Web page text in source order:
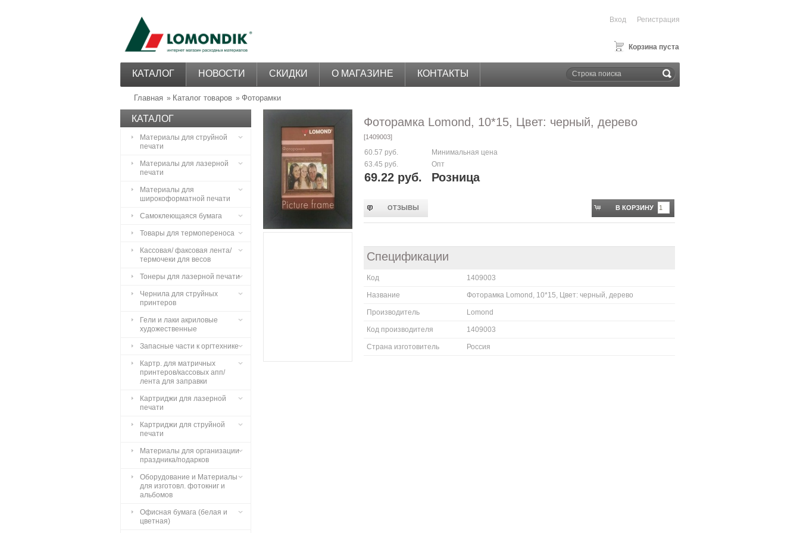
КАТАЛОГ НОВОСТИ СКИДКИ О МАГАЗИНЕ КОНТАКТЫ
Корзина пуста
Регистрация
Вход
Главная » Каталог товаров » Фоторамки
Фоторамка Lomond, 10*15, Цвет: черный, дерево
[1409003]
60.57 руб.
Минимальная цена
63.45 руб.
Опт
69.22 руб. Розница
ОТЗЫВЫ В КОРЗИНУ
Спецификации
Код 1409003
Название Фоторамка Lomond, 10*15, Цвет: черный, дерево
Производитель Lomond
Код производителя 1409003
Страна изготовитель Россия
КАТАЛОГ
Материалы для струйной
печати
Материалы для лазерной
печати
Материалы для
широкоформатной печати
Самоклеющаяся бумага
Товары для термопереноса
Кассовая/ факсовая лента/
термочеки для весов
Тонеры для лазерной печати
Чернила для струйных
принтеров
Гели и лаки акриловые
художественные
Запасные части к оргтехнике
Картр. для матричных
принтеров/кассовых апп/
лента для заправки
Картриджи для лазерной
печати
Картриджи для струйной
печати
Материалы для организации
праздника/подарков
Оборудование и Материалы
для изготовл. фотокниг и
альбомов
Офисная бумага (белая и
цветная)